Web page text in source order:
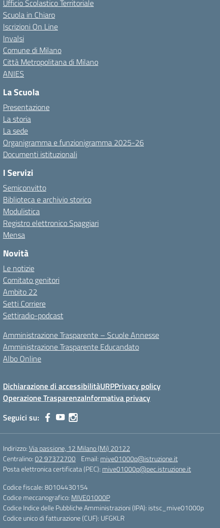
Ufficio Scolastico Territoriale
Scuola in Chiaro
Iscrizioni On Line
Invalsi
Comune di Milano
Città Metropolitana di Milano
ANIES
La Scuola
Presentazione
La storia
La sede
Organigramma e funzionigramma 2025-26
Documenti istituzionali
I Servizi
Semiconvitto
Biblioteca e archivio storico
Modulistica
Registro elettronico Spaggiari
Mensa
Novità
Le notizie
Comitato genitori
Ambito 22
Setti Corriere
Settiradio-podcast
Amministrazione Trasparente – Scuole Annesse
Amministrazione Trasparente Educandato
Albo Online
Dichiarazione di accessibilitàURPPrivacy policy
Operazione TrasparenzaInformativa privacy
Seguici su:
Indirizzo:Via passione, 12 Milano (Mi) 20122
Centralino:02 97372700 Email: mive01000p@istruzione.it
Posta elettronica certificata (PEC): mive01000p@pec.istruzione.it
Codice fiscale: 80104430154
Codice meccanografico: MIVE01000P
Codice Indice delle Pubbliche Amministrazioni (IPA): istsc_mive01000p
Codice unico di fatturazione (CUF): UFGKLR